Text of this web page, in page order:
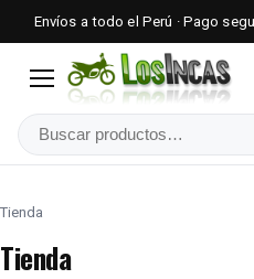
Envíos a todo el Perú · Pago
Menú
Buscar
Tienda
Tienda